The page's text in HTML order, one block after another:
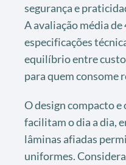
segurança e
A avaliação média de
especificações
equilíbrio entre
para quem consome
O design compacto
facilitam o dia a dia,
lâminas afiadas
uniformes.